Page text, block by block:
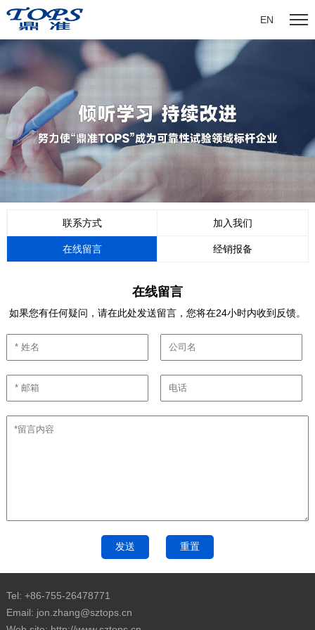
EN
联系方式 加入我们
在线留言 经销报备
在线留言
如果您有任何疑问，请在此处发送留言，您将在24小时内收到反馈。
Tel: +86-755-26478771
Email: jon.zhang@sztops.cn